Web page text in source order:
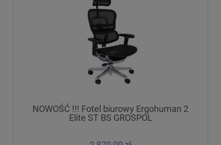
NOWOŚĆ !!! Fotel biurowy Ergohuman 2
Elite ST BS GROSPOL